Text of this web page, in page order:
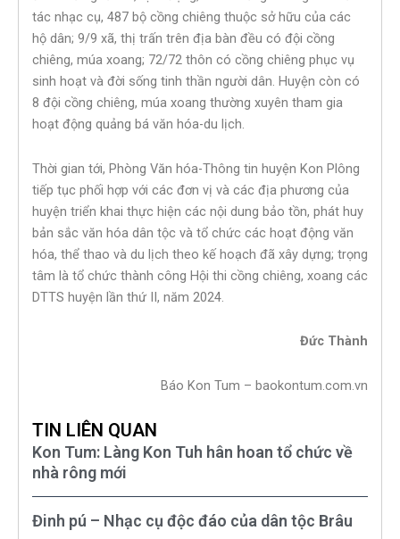
tác nhạc cụ, 487 bộ cồng chiêng thuộc sở hữu của các
hộ dân; 9/9 xã, thị trấn trên địa bàn đều có đội cồng
chiêng, múa xoang; 72/72 thôn có cồng chiêng phục vụ
sinh hoạt và đời sống tinh thần người dân. Huyện còn có
8 đội cồng chiêng, múa xoang thường xuyên tham gia
hoạt động quảng bá văn hóa-du lịch.
Thời gian tới, Phòng Văn hóa-Thông tin huyện Kon Plông
tiếp tục phối hợp với các đơn vị và các địa phương của
huyện triển khai thực hiện các nội dung bảo tồn, phát huy
bản sắc văn hóa dân tộc và tổ chức các hoạt động văn
hóa, thể thao và du lịch theo kế hoạch đã xây dựng; trọng
tâm là tổ chức thành công Hội thi cồng chiêng, xoang các
DTTS huyện lần thứ II, năm 2024.
Đức Thành
Báo Kon Tum – baokontum.com.vn
TIN LIÊN QUAN
Kon Tum: Làng Kon Tuh hân hoan tổ chức về
nhà rông mới
Đinh pú – Nhạc cụ độc đáo của dân tộc Brâu